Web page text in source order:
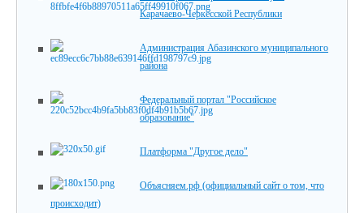
Карачаево-Черкесской Республики
Администрация Абазинского муниципального
района
Федеральный портал "Российское
образование"
Платформа "Другое дело"
Объясняем.рф (официальный сайт о том, что
происходит)